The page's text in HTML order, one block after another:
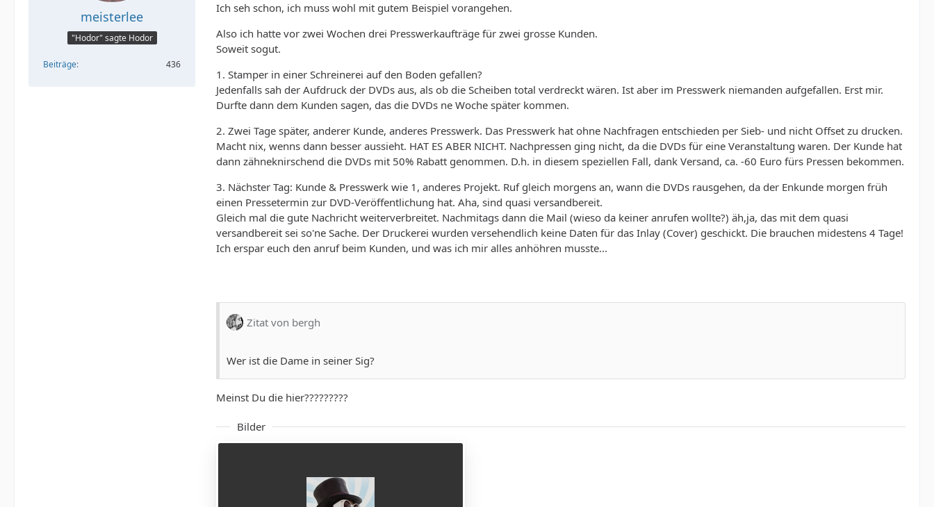
meisterlee
"Hodor" sagte Hodor
Beiträge 436
Ich seh schon, ich muss wohl mit gutem Beispiel vorangehen.
Also ich hatte vor zwei Wochen drei Presswerkaufträge für zwei grosse Kunden.
Soweit sogut.
1. Stamper in einer Schreinerei auf den Boden gefallen?
Jedenfalls sah der Aufdruck der DVDs aus, als ob die Scheiben total verdreckt wären. Ist aber im Presswerk niemanden aufgefallen. Erst mir.
Durfte dann dem Kunden sagen, das die DVDs ne Woche später kommen.
2. Zwei Tage später, anderer Kunde, anderes Presswerk. Das Presswerk hat ohne Nachfragen entschieden per Sieb- und nicht Offset zu drucken.
Macht nix, wenns dann besser aussieht. HAT ES ABER NICHT. Nachpressen ging nicht, da die DVDs für eine Veranstaltung waren. Der Kunde hat
dann zähneknirschend die DVDs mit 50% Rabatt genommen. D.h. in diesem speziellen Fall, dank Versand, ca. -60 Euro fürs Pressen bekommen.
3. Nächster Tag: Kunde & Presswerk wie 1, anderes Projekt. Ruf gleich morgens an, wann die DVDs rausgehen, da der Enkunde morgen früh
einen Pressetermin zur DVD-Veröffentlichung hat. Aha, sind quasi versandbereit.
Gleich mal die gute Nachricht weiterverbreitet. Nachmitags dann die Mail (wieso da keiner anrufen wollte?) äh,ja, das mit dem quasi
versandbereit sei so'ne Sache. Der Druckerei wurden versehendlich keine Daten für das Inlay (Cover) geschickt. Die brauchen midestens 4 Tage!
Ich erspar euch den anruf beim Kunden, und was ich mir alles anhöhren musste...
Zitat von bergh
Wer ist die Dame in seiner Sig?
Meinst Du die hier?????????
Bilder